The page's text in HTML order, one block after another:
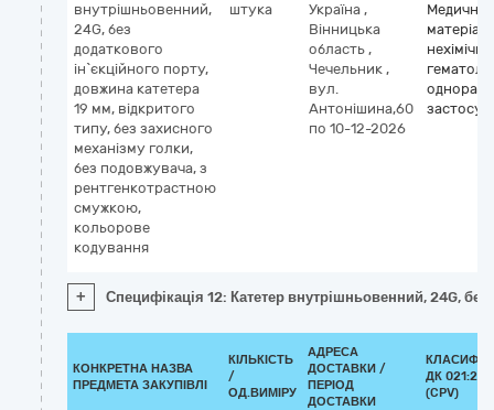
внутрішньовенний,
24G, без
додаткового
ін`єкційного порту,
довжина катетера
19 мм, відкритого
типу, без захисного
механізму голки,
без подовжувача, з
рентгенкотрастною
смужкою,
кольорове
кодування
штука
Україна ,
Вінницька
область ,
Чечельник ,
вул.
Антонішина,60
по 10-12-2026
Медичні
нехімічні
+ Специфікація 12: Катетер внутрішньовенний, 24G,
КОНКРЕТНА НАЗВА
ПРЕДМЕТА ЗАКУПІВЛІ
КІЛЬКІСТЬ
/
ОД.ВИМІРУ
АДРЕСА
ДОСТАВКИ /
ПЕРІОД
ДОСТАВКИ
ДК
(CPV)